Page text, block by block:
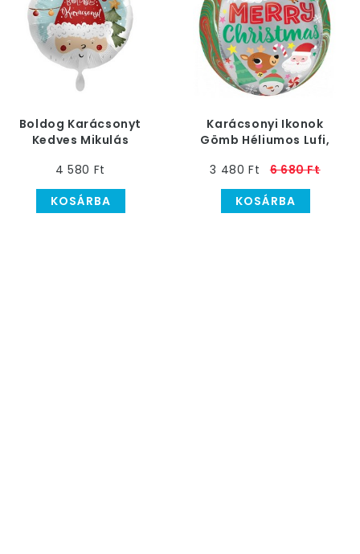
Boldog Karácsonyt
Kedves Mikulás
4 580 Ft
KOSÁRBA
Karácsonyi Ikonok
Gömb Héliumos Lufi,
3 480 Ft
6 680 Ft
KOSÁRBA